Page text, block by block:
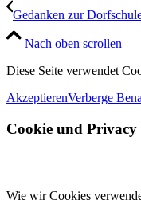
Gedanken zur
Nach oben scrollen
Diese Seite verwendet
AkzeptierenVerberge
Cookie und Privacy
Wie wir Cookies